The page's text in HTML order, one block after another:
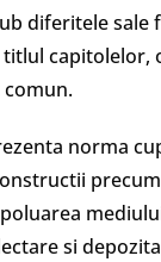
diferitele sale
capitolelor,
comun.
norma
si